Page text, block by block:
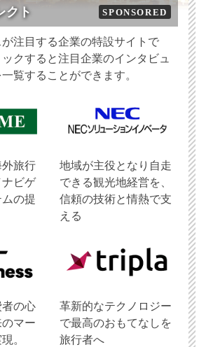
クト SPONSORED
が注目する企業の特設サイトで
クすると注目企業のインタビュ
覧することができます。
旅行
ビゲ
の提
地域が主役となり自走
できる観光地経営を、
信頼の技術と情熱で支
える
の心
マー
。
革新的なテクノロジー
で最高のおもてなしを
旅行者へ